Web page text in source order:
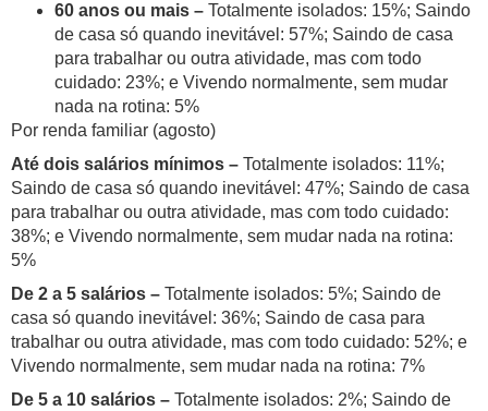
60 anos ou mais – Totalmente isolados: 15%; Saindo
de casa só quando inevitável: 57%; Saindo de casa
para trabalhar ou outra atividade, mas com todo
cuidado: 23%; e Vivendo normalmente, sem mudar
nada na rotina: 5%
Por renda familiar (agosto)
Até dois salários mínimos – Totalmente isolados: 11%;
Saindo de casa só quando inevitável: 47%; Saindo de casa
para trabalhar ou outra atividade, mas com todo cuidado:
38%; e Vivendo normalmente, sem mudar nada na rotina:
5%
De 2 a 5 salários – Totalmente isolados: 5%; Saindo de
casa só quando inevitável: 36%; Saindo de casa para
trabalhar ou outra atividade, mas com todo cuidado: 52%; e
Vivendo normalmente, sem mudar nada na rotina: 7%
De 5 a 10 salários – Totalmente isolados: 2%; Saindo de